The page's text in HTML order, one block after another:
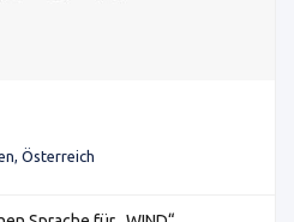
Österreich